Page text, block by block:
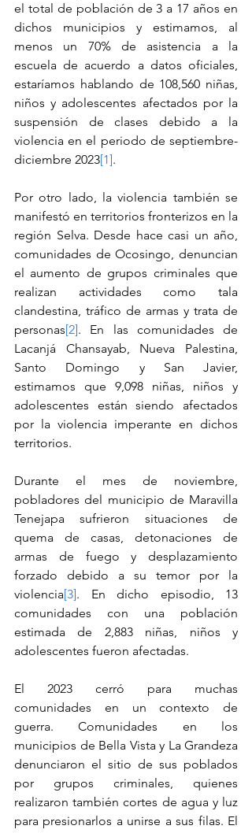
el total de población de 3 a 17 años en
dichos municipios y estimamos, al
menos un 70% de asistencia a la
escuela de acuerdo a datos oficiales,
estaríamos hablando de 108,560 niñas,
niños y adolescentes afectados por la
suspensión de clases debido a la
violencia en el periodo de septiembre-
diciembre 2023[1].
Por otro lado, la violencia también se
manifestó en territorios fronterizos en la
región Selva. Desde hace casi un año,
comunidades de Ocosingo, denuncian
el aumento de grupos criminales que
realizan actividades como tala
clandestina, tráfico de armas y trata de
personas[2]. En las comunidades de
Lacanjá Chansayab, Nueva Palestina,
Santo Domingo y San Javier,
estimamos que 9,098 niñas, niños y
adolescentes están siendo afectados
por la violencia imperante en dichos
territorios.
Durante el mes de noviembre,
pobladores del municipio de Maravilla
Tenejapa sufrieron situaciones de
quema de casas, detonaciones de
armas de fuego y desplazamiento
forzado debido a su temor por la
violencia[3]. En dicho episodio, 13
comunidades con una población
estimada de 2,883 niñas, niños y
adolescentes fueron afectadas.
El 2023 cerró para muchas
comunidades en un contexto de
guerra. Comunidades en los
municipios de Bella Vista y La Grandeza
denunciaron el sitio de sus poblados
por grupos criminales, quienes
realizaron también cortes de agua y luz
para presionarlos a unirse a sus filas. El